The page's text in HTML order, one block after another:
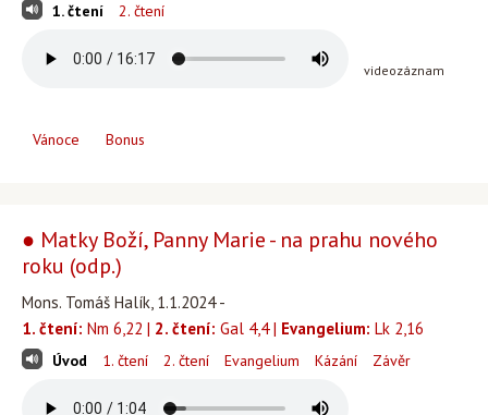
1. čtení 2. čtení
videozáznam
Vánoce Bonus
● Matky Boží, Panny Marie - na prahu nového
roku (odp.)
Mons. Tomáš Halík, 1.1.2024 -
1. čtení: Nm 6,22 | 2. čtení: Gal 4,4 | Evangelium: Lk 2,16
Úvod 1. čtení 2. čtení Evangelium Kázání Závěr